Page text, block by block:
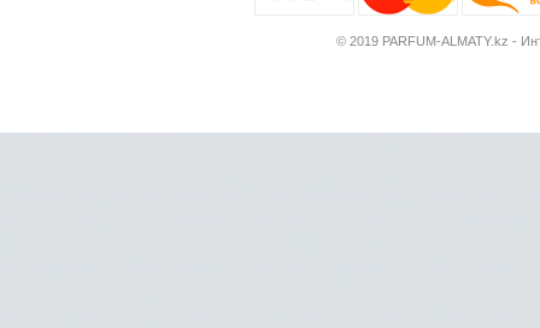
© 2019 PARFUM-ALMATY.kz -